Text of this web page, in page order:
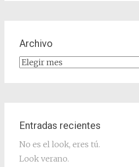
Archivo
Archivo
Entradas recientes
No es el look, eres tú.
Look verano.